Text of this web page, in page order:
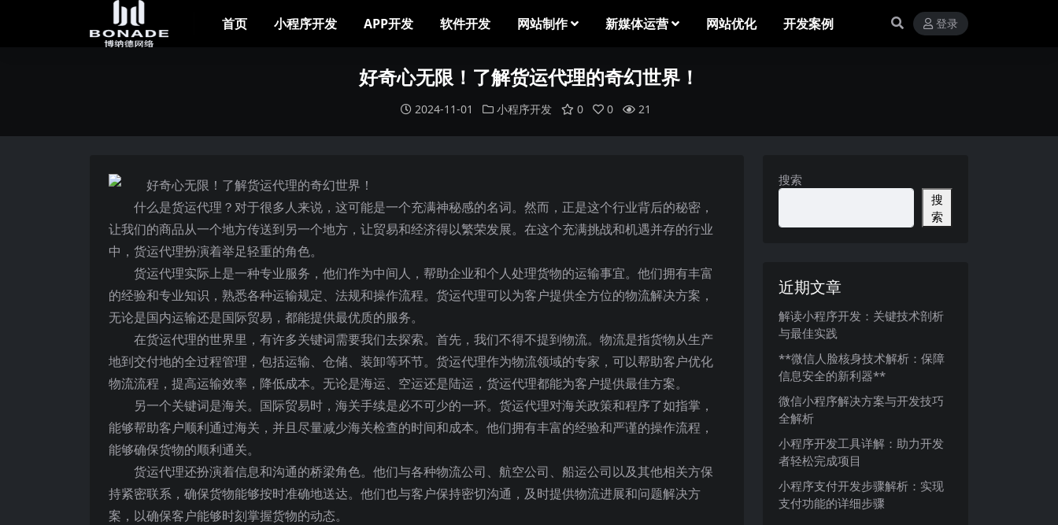
首页 小程序开发 APP开发 软件开发 网站制作 新媒体运营 网站优化 开发案例 登录
好奇心无限！了解货运代理的奇幻世界！
2024-11-01 小程序开发 0 0 21
什么是货运代理？对于很多人来说，这可能是一个充满神秘感的名词。然而，正是这个行业背后的秘密，
让我们的商品从一个地方传送到另一个地方，让贸易和经济得以繁荣发展。在这个充满挑战和机遇并存的行业
中，货运代理扮演着举足轻重的角色。
货运代理实际上是一种专业服务，他们作为中间人，帮助企业和个人处理货物的运输事宜。他们拥有丰富
的经验和专业知识，熟悉各种运输规定、法规和操作流程。货运代理可以为客户提供全方位的物流解决方案，
无论是国内运输还是国际贸易，都能提供最优质的服务。
在货运代理的世界里，有许多关键词需要我们去探索。首先，我们不得不提到物流。物流是指货物从生产
地到交付地的全过程管理，包括运输、仓储、装卸等环节。货运代理作为物流领域的专家，可以帮助客户优化
物流流程，提高运输效率，降低成本。无论是海运、空运还是陆运，货运代理都能为客户提供最佳方案。
另一个关键词是海关。国际贸易时，海关手续是必不可少的一环。货运代理对海关政策和程序了如指掌，
能够帮助客户顺利通过海关，并且尽量减少海关检查的时间和成本。他们拥有丰富的经验和严谨的操作流程，
能够确保货物的顺利通关。
货运代理还扮演着信息和沟通的桥梁角色。他们与各种物流公司、航空公司、船运公司以及其他相关方保
持紧密联系，确保货物能够按时准确地送达。他们也与客户保持密切沟通，及时提供物流进展和问题解决方
案，以确保客户能够时刻掌握货物的动态。
搜索
搜
索
近期文章
解读小程序开发：关键技术剖析
与最佳实践
**微信人脸核身技术解析：保障
信息安全的新利器**
微信小程序解决方案与开发技巧
全解析
小程序开发工具详解：助力开发
者轻松完成项目
小程序支付开发步骤解析：实现
支付功能的详细步骤